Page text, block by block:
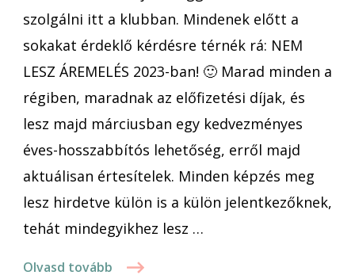
ban
szolgálni itt a klubban. Mindenek előtt a
sokakat érdeklő kérdésre térnék rá: NEM
LESZ ÁREMELÉS 2023-ban! 🙂 Marad minden a
régiben, maradnak az előfizetési díjak, és
lesz majd márciusban egy kedvezményes
éves-hosszabbítós lehetőség, erről majd
aktuálisan értesítelek. Minden képzés meg
lesz hirdetve külön is a külön jelentkezőknek,
tehát mindegyikhez lesz …
Olvasd tovább